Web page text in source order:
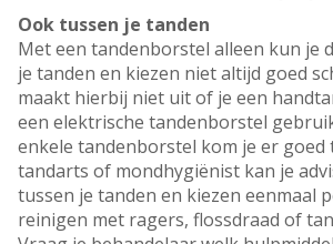
Ook tussen je tanden
Met een tandenborstel alleen kun je
je tanden en kiezen niet altijd goed
maakt hierbij niet uit of je een
een elektrische tandenborstel
enkele tandenborstel kom je er goed
tandarts of mondhygiënist kan je
tussen je tanden en kiezen eenmaal
reinigen met ragers, flossdraad of